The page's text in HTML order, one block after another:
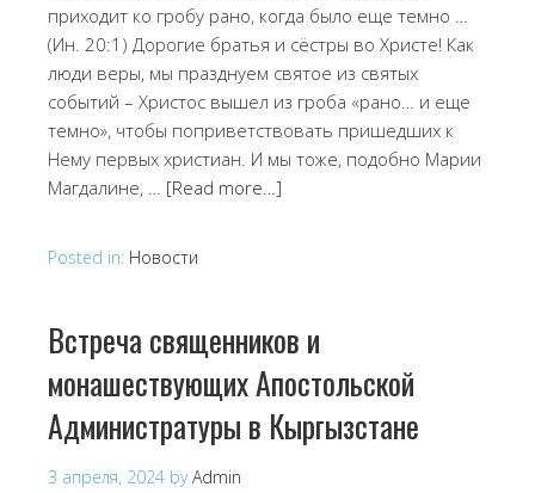
приходит ко гробу рано, когда было еще темно …
(Ин. 20:1) Дорогие братья и сёстры во Христе! Как
люди веры, мы празднуем святое из святых
событий – Христос вышел из гроба «рано… и еще
темно», чтобы поприветствовать пришедших к
Нему первых христиан. И мы тоже, подобно Марии
Магдалине, … [Read more…]
Posted in: Новости
Встреча священников и
монашествующих Апостольской
Администратуры в Кыргызстане
3 апреля, 2024 byAdmin